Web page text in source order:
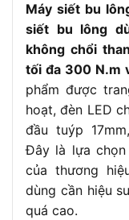
Máy siết bu
siết bu lông
không chổi
tối đa 300 N.m
phẩm được
hoạt, đèn LED
đầu tuýp
Đây là lựa
của thương
dùng cần hiệu
quá cao.